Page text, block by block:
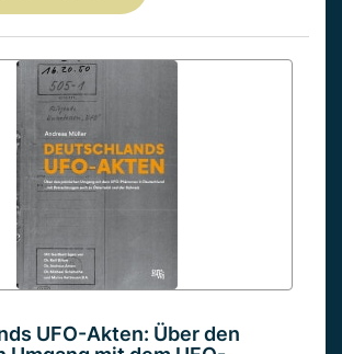
UFO-Akten: Über den